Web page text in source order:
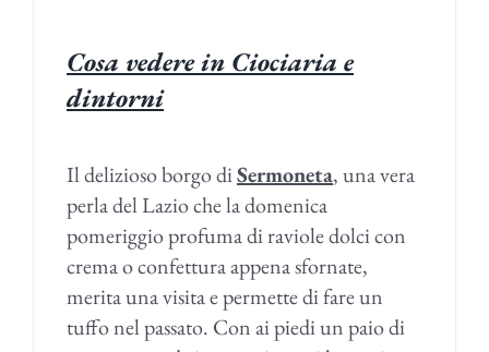
Cosa vedere in Ciociaria e
dintorni
Il delizioso borgo diSermoneta, una vera
perla del Lazio che la domenica
pomeriggio profuma di raviole dolci con
crema o confettura appena sfornate,
merita una visita e permette di fare un
tuffo nel passato. Con ai piedi un paio di